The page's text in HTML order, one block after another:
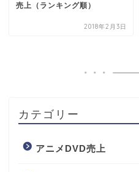
売上（ランキング順）
2018年2月3日
カテゴリー
アニメDVD売上